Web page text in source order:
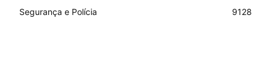
Segurança e Polícia
9128